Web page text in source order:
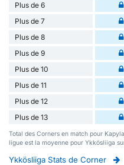
Plus de 6
Plus de 7
Plus de 8
Plus de 9
Plus de 10
Plus de 11
Plus de 12
Plus de 13
Total des Corners en match pour
ligue est la moyenne pour Ykkösliiga
Ykkösliiga Stats de Corner